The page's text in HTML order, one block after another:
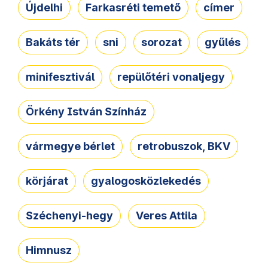
Újdelhi Farkasréti temető címer
Bakáts tér sni sorozat gyűlés
minifesztivál repülőtéri vonaljegy
Örkény István Színház
vármegye bérlet retrobuszok, BKV
körjárat gyalogosközlekedés
Széchenyi-hegy Veres Attila
Himnusz